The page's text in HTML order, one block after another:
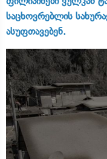
საცხოვრებლის
ასუფთავებენ.